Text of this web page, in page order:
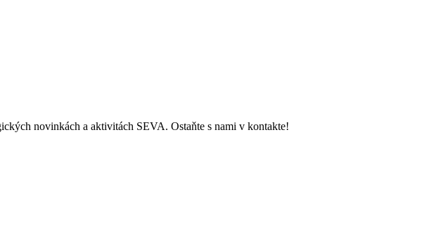
novinkách a aktivitách SEVA. Ostaňte s nami v kontakte!